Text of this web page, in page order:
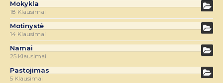
Mokykla
18 Klausimai
Motinystė
14 Klausimai
Namai
25 Klausimai
Pastojimas
5 Klausimai